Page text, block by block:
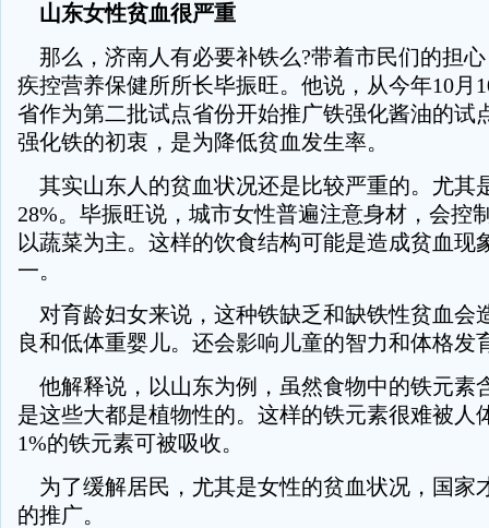
山东女性贫血很严重
那么，济南人有必要补铁么?带着市民们的担
疾控营养保健所所长毕振旺。他说，从今年10月
省作为第二批试点省份开始推广铁强化酱油的试
强化铁的初衷，是为降低贫血发生率。
其实山东人的贫血状况还是比较严重的。尤其
28%。毕振旺说，城市女性普遍注意身材，会控
以蔬菜为主。这样的饮食结构可能是造成贫血现
一。
对育龄妇女来说，这种铁缺乏和缺铁性贫血会
良和低体重婴儿。还会影响儿童的智力和体格发
他解释说，以山东为例，虽然食物中的铁元素
是这些大都是植物性的。这样的铁元素很难被人
1%的铁元素可被吸收。
为了缓解居民，尤其是女性的贫血状况，国家
的推广。